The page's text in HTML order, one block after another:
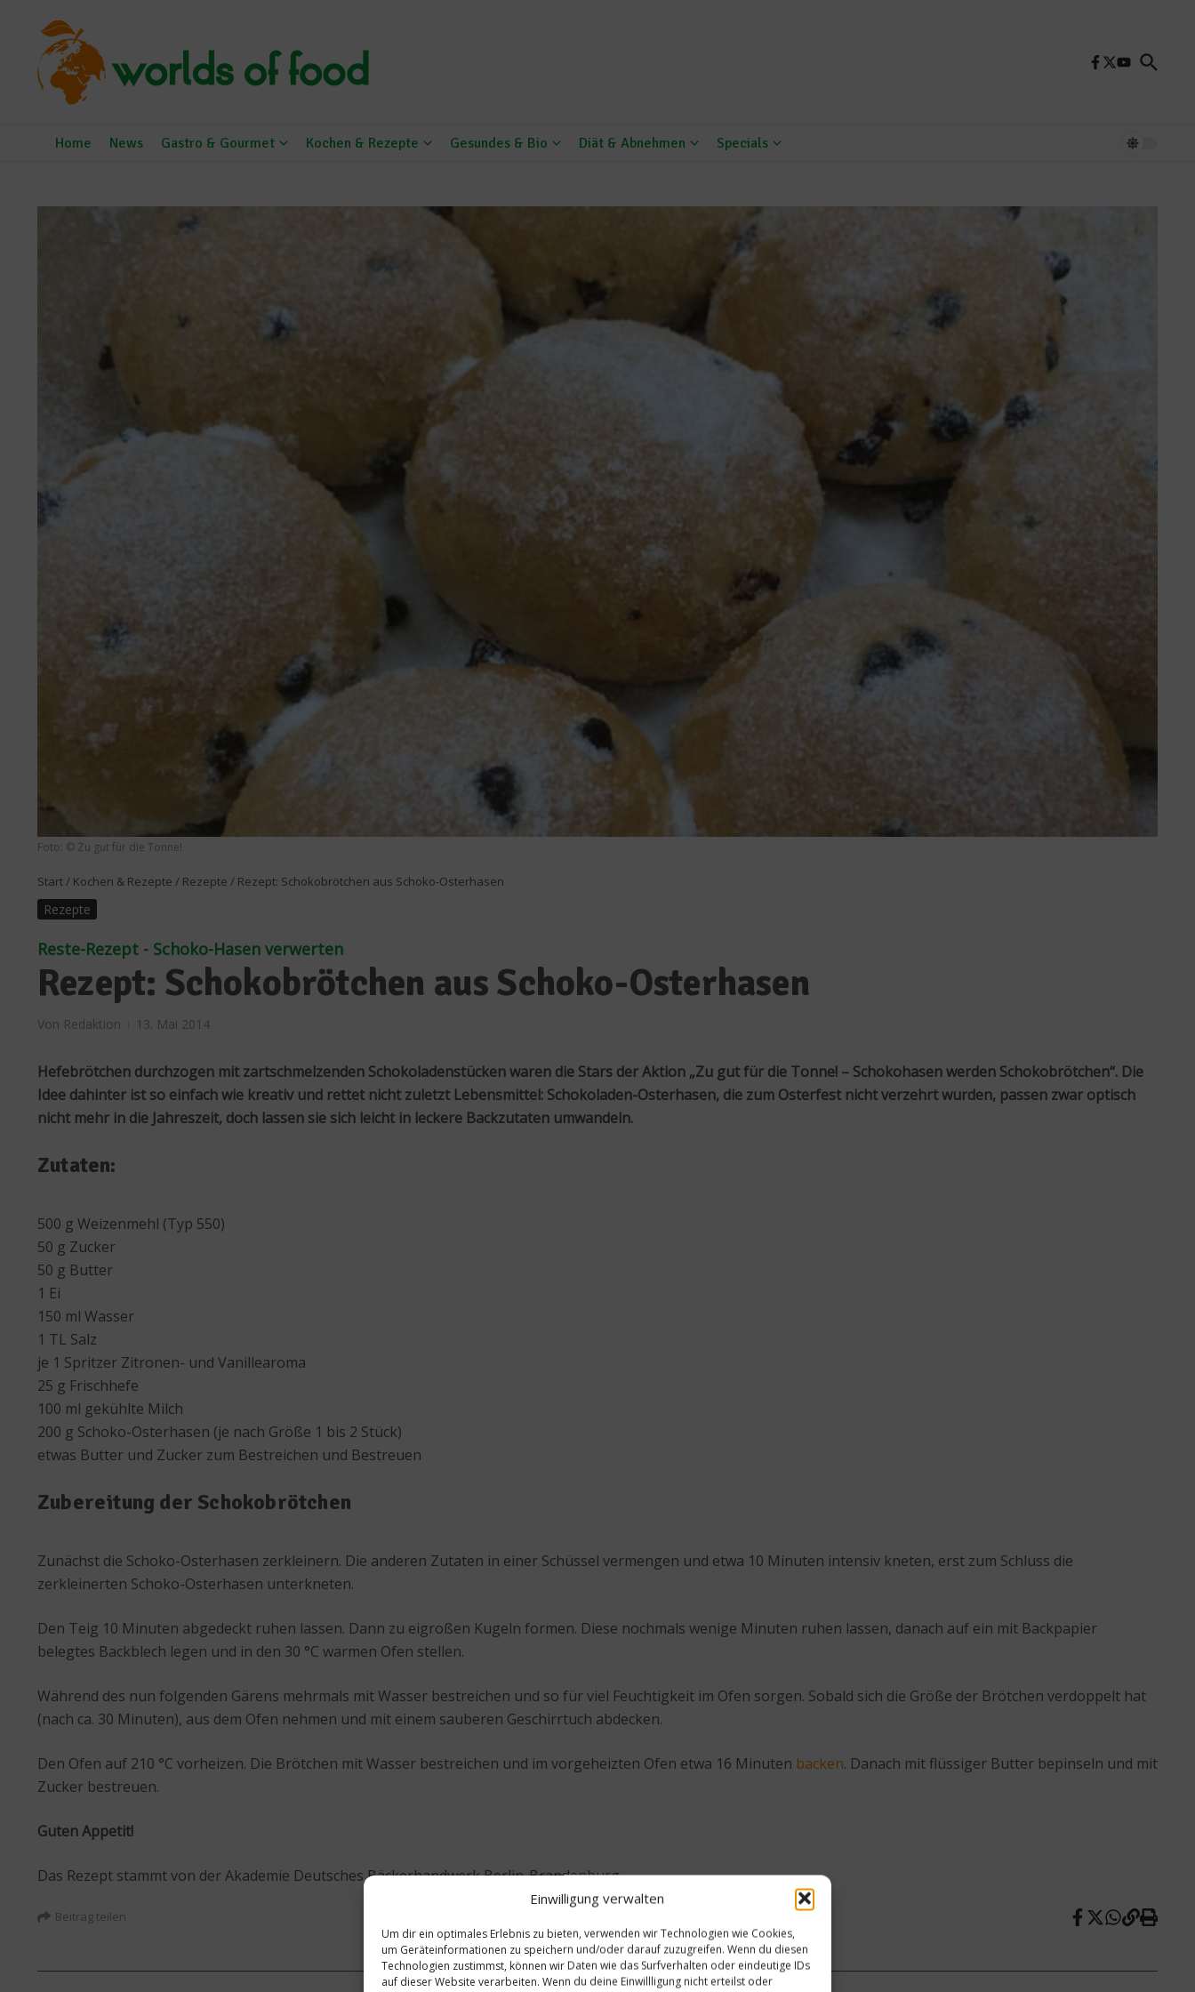
Einwilligung verwalten
Um dir ein optimales Erlebnis zu bieten, verwenden wir Technologien wie Cookies,
um Geräteinformationen zu speichern und/oder darauf zuzugreifen. Wenn du diesen
Technologien zustimmst, können wir Daten wie das Surfverhalten oder eindeutige IDs
auf dieser Website verarbeiten. Wenn du deine Einwillligung nicht erteilst oder
Home News Gastro & Gourmet Kochen & Rezepte Gesundes & Bio Diät & Abnehmen Specials
Foto: © Zu gut für die Tonne!
Start/ Kochen & Rezepte / Rezepte / Rezept: Schokobrötchen aus Schoko-Osterhasen
Rezepte
Reste-Rezept - Schoko-Hasen verwerten
Rezept: Schokobrötchen aus Schoko-Osterhasen
Von Redaktion 13. Mai 2014
Hefebrötchen durchzogen mit zartschmelzenden Schokoladenstücken waren die Stars der Aktion „Zu gut für die Tonne! – Schokohasen werden Schokobrötchen“. Die
Idee dahinter ist so einfach wie kreativ und rettet nicht zuletzt Lebensmittel: Schokoladen-Osterhasen, die zum Osterfest nicht verzehrt wurden, passen zwar optisch
nicht mehr in die Jahreszeit, doch lassen sie sich leicht in leckere Backzutaten umwandeln.
Zutaten:
500 g Weizenmehl (Typ 550)
50 g Zucker
50 g Butter
1 Ei
150 ml Wasser
1 TL Salz
je 1 Spritzer Zitronen- und Vanillearoma
25 g Frischhefe
100 ml gekühlte Milch
200 g Schoko-Osterhasen (je nach Größe 1 bis 2 Stück)
etwas Butter und Zucker zum Bestreichen und Bestreuen
Zubereitung der Schokobrötchen
Zunächst die Schoko-Osterhasen zerkleinern. Die anderen Zutaten in einer Schüssel vermengen und etwa 10 Minuten intensiv kneten, erst zum Schluss die
zerkleinerten Schoko-Osterhasen unterkneten.
Den Teig 10 Minuten abgedeckt ruhen lassen. Dann zu eigroßen Kugeln formen. Diese nochmals wenige Minuten ruhen lassen, danach auf ein mit Backpapier
belegtes Backblech legen und in den 30 °C warmen Ofen stellen.
Während des nun folgenden Gärens mehrmals mit Wasser bestreichen und so für viel Feuchtigkeit im Ofen sorgen. Sobald sich die Größe der Brötchen verdoppelt hat
(nach ca. 30 Minuten), aus dem Ofen nehmen und mit einem sauberen Geschirrtuch abdecken.
Den Ofen auf 210 °C vorheizen. Die Brötchen mit Wasser bestreichen und im vorgeheizten Ofen etwa 16 Minuten backen. Danach mit flüssiger Butter bepinseln und mit
Zucker bestreuen.
Guten Appetit!
Das Rezept stammt von der Akademie Deutsches Bäckerhandwerk Berlin-Brandenburg
Beitrag teilen